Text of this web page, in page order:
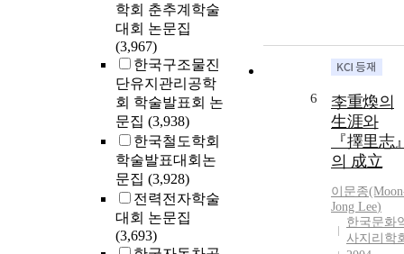
학회 춘추계학술
대회 논문집
(3,967)
한국구조물진
단유지관리공학
회 학술발표회 논
문집 (3,938)
한국철도학회
학술발표대회논
문집 (3,928)
전력전자학술
대회 논문집
(3,693)
6
李重煥의
生涯와
『擇里志
의 成立
이문종
Jong Lee)
한국문화
사지리학